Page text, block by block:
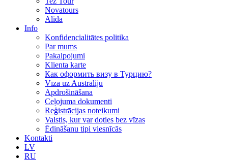
Novatours
Alida
Info
Konfidencialitātes politika
Par mums
Рakalpojumi
Klienta karte
Как оформить визу в Турцию?
Vīza uz Austrāliju
Apdrošināšana
Ceļojuma dokumenti
Reģistrācijas noteikumi
Valstis, kur var doties bez vīzas
Ēdināšanu tipi viesnīcās
Kontakti
LV
RU